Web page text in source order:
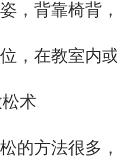
背靠椅背，
在教室内或
术
方法很多，